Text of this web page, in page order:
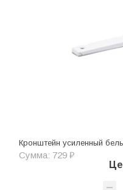
Кронштейн усиленный
Сумма: 729 ₽